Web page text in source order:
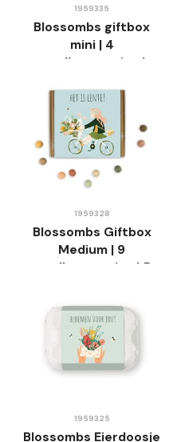
1959335
Blossombs giftbox
mini | 4
zaadbommetjes |
1959328
Blossombs Giftbox
Medium | 9
zaadbommetjes | 5
1959325
Blossombs Eierdoosje